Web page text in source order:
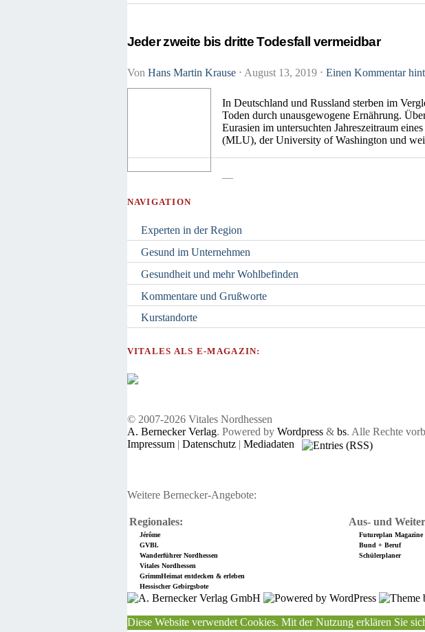
Jeder zweite bis dritte Todesfall vermeidbar
Von Hans Martin Krause ⋅ August 13, 2019 ⋅ Einen Kommentar
In Deutschland und Russland sterben im
Toden durch unausgewogene Ernährung.
Eurasien im untersuchten Jahreszeitraum
(MLU), der University of Washington und
—
NAVIGATION
Experten in der Region
Gesund im Unternehmen
Gesundheit und mehr Wohlbefinden
Kommentare und Grußworte
Kurstandorte
VITALES ALS E-MAGAZIN:
© 2007-2026 Vitales Nordhessen
A. Bernecker Verlag. Powered by Wordpress& bs. Alle Rechte
Impressum| Datenschutz| Mediadaten
Weitere Bernecker-Angebote:
Regionales: Aus- und
Jérôme Futureplan Magazine
GVBl.
Bund + Beruf
Wanderführer Nordhessen
Schülerplaner
Vitales Nordhessen
GrimmHeimat entdecken & erleben
Hessischer Gebirgsbote
Diese Website verwendet Cookies. Mit der Nutzung erklären Sie